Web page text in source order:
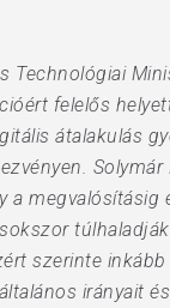
Technológiai
felelős
átalakulás
Solymár
a megvalósításig
szerinte inkább
irányait